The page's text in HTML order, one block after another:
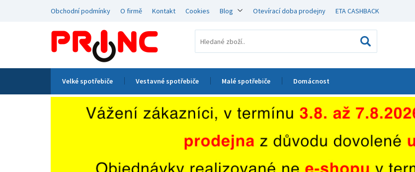
Obchodní podmínky O firmě Kontakt Cookies Blog Otevírací doba prodejny ETA CASHBACK
Velké spotřebiče Vestavné spotřebiče Malé spotřebiče Domácnost